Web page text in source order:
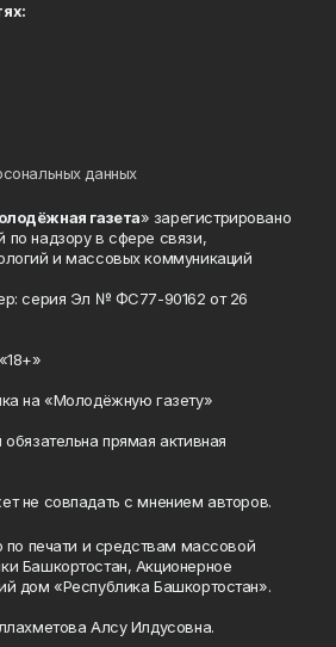
данных
газета» зарегистрировано
надзору в сфере связи,
и массовых коммуникаций
серия Эл № ФС77-90162 от 26
на «Молодёжную газету»
прямая активная
не совпадать с мнением авторов.
по печати и средствам массовой
Башкортостан, Акционерное
дом «Республика Башкортостан».
Алсу Илдусовна.